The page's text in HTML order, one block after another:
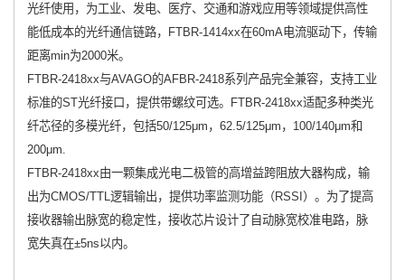
光纤使用，为工业、发电、医疗、交通和游戏应用等领域提供高性
能低成本的光纤通信链路，FTBR-1414xx在60mA电流驱动下，传输
距离min为2000米。
FTBR-2418xx与AVAGO的AFBR-2418系列产品完全兼容，支持工业
标准的ST光纤接口，提供带螺纹可选。FTBR-2418xx适配多种类光
纤芯径的多模光纤，包括50/125μm，62.5/125μm，100/140μm和
200μm.
FTBR-2418xx由一颗集成光电二极管的高增益跨阻放大器构成，输
出为CMOS/TTL逻辑输出，提供功率监测功能（RSSI）。为了提高
接收器输出脉宽的稳定性，接收芯片设计了自动脉宽校准电路，脉
宽失真在±5ns以内。